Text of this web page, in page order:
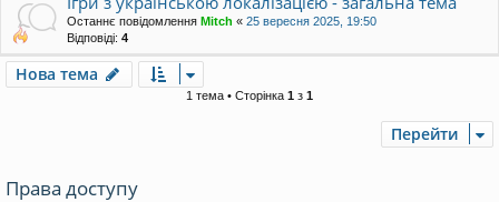
Останнє повідомлення Mitch « 25 вересня 2025, 19:50
Відповіді: 4
Нова тема
1 тема • Сторінка 1 з 1
Перейти
Права доступу